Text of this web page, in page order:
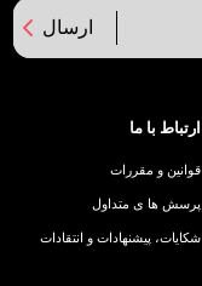
ارسال
ارتباط با ما
قوانین و مقررات
پرسش ها ی متداول
شکایات، پیشنهادات و انتقادات